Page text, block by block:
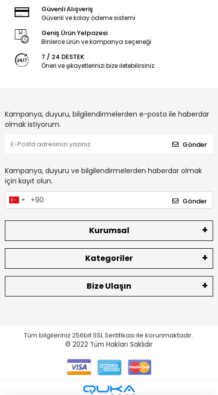
Güvenli Alışveriş
Güvenli ve kolay ödeme sistemi
Geniş Ürün Yelpazesi
Binlerce ürün ve kampanya seçeneği
7 / 24 DESTEK
Öneri ve şikayetlerinizi bize iletebilirsiniz.
Kampanya, duyuru, bilgilendirmelerden e-posta ile haberdar
olmak istiyorum.
Gönder
Kampanya, duyuru ve bilgilendirmelerden haberdar olmak
için kayıt olun.
Gönder
Kurumsal
Kategoriler
Bize Ulaşın
Tüm bilgileriniz 256bit SSL Sertifikası ile korunmaktadır.
© 2022 Tüm Hakları Saklıdır